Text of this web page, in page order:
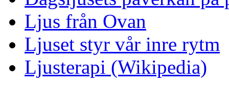
Ljus från Ovan
Ljuset styr vår inre rytm
Ljusterapi (Wikipedia)